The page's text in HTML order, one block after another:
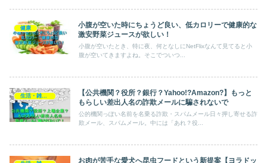
健康
小腹が空いた時にちょうど良い、低カロリーで健康的な
激安野菜ジュースが欲しい！
小腹が空いたとき、特に夜、何となしにNetFlixなんて見てると小
腹が空いてきますよね。そこでついつ...
生活・雑貨・家電
【公共機関？役所？銀行？Yahoo!?Amazon?】もっと
もらしい差出人名の詐欺メールに騙されないで
公的機関っぽい名前を名乗る詐欺・スパムメール日々押し寄せる詐
欺メール、スパムメール。中には「あれ？役...
お肉が苦手な愛犬へ昆虫フードという新提案【ヨラドッ